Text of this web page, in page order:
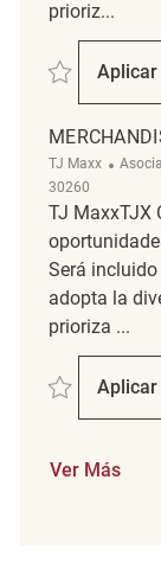
prioriz...
SalvarAplicar
TJ Maxx
30260
TJ MaxxTJX
Será
adopta la
prioriza ...
SalvarAplicar
Ver Más